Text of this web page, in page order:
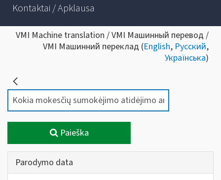
Kontaktai / Apklausa
VMI Machine translation / VMI Машинный перевод /
VMI Машинний переклад (English, Русский,
Українська)
Paieška
Parodymo data